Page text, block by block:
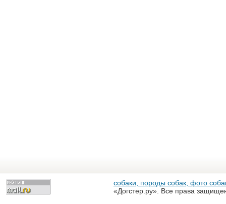
собаки, породы собак, фото
«Догстер.ру». Все права